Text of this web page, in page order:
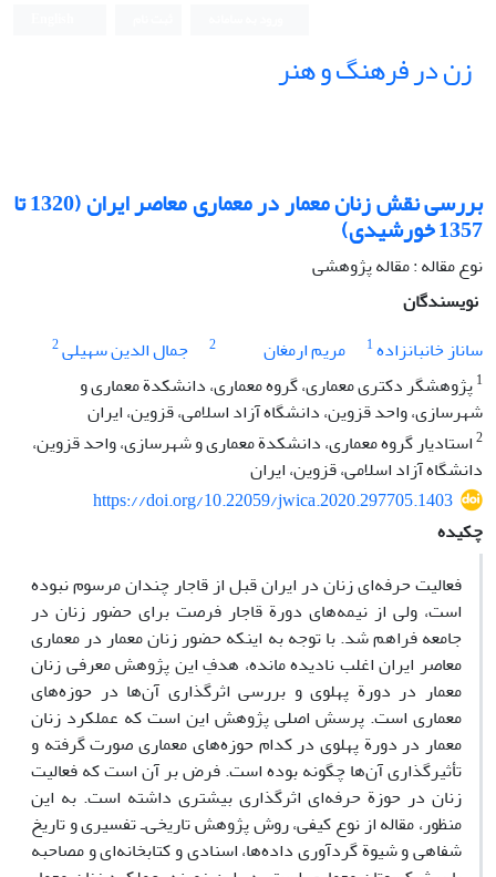
زن در فرهنگ و هنر
بررسی نقش زنان معمار در معماری معاصر ایران (1320 تا
1357 خورشیدی)
نوع مقاله : مقاله پژوهشی
نویسندگان
ساناز خانبانزاده1 مریم ارمغان 2 جمال الدین سهیلی2
1پژوهشگر دکتری معماری، گروه معماری، دانشکدة معماری و
شهرسازی، واحد قزوین، دانشگاه آزاد اسلامی، قزوین، ایران
2استادیار گروه معماری، دانشکدة معماری و شهرسازی، واحد قزوین،
دانشگاه آزاد اسلامی، قزوین، ایران
https://doi.org/10.22059/jwica.2020.297705.1403
چکیده
فعالیت حرفه‌ای زنان در ایران قبل از قاجار چندان مرسوم نبوده
است، ولی از نیمه‌های دورة قاجار فرصت برای حضور زنان در
جامعه فراهم شد. با توجه به اینکه حضور زنان معمار در معماری
معاصر ایران اغلب نادیده مانده، هدفِ این پژوهش معرفی زنان
معمار در دورة پهلوی و بررسی اثرگذاری آن‌ها در حوزه‌های
معماری است. پرسش اصلی پژوهش این است که عملکرد زنان
معمار در دورة پهلوی در کدام حوزه‌های معماری صورت گرفته و
تأثیرگذاری آن‌ها چگونه بوده است. فرض بر آن است که فعالیت
زنان در حوزة حرفه‌ای اثرگذاری بیشتری داشته است. به این
منظور، مقاله از نوع کیفی، روش پژوهش تاریخی‌ـ تفسیری و تاریخ
شفاهی و شیوة گردآوری داده‌ها، اسنادی و کتابخانه‌ای و مصاحبه